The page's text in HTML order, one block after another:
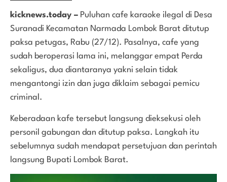
kicknews.today – Puluhan cafe karaoke ilegal di Desa
Suranadi Kecamatan Narmada Lombok Barat ditutup
paksa petugas, Rabu (27/12). Pasalnya, cafe yang
sudah beroperasi lama ini, melanggar empat Perda
sekaligus, dua diantaranya yakni selain tidak
mengantongi izin dan juga diklaim sebagai pemicu
criminal.
Keberadaan kafe tersebut langsung dieksekusi oleh
personil gabungan dan ditutup paksa. Langkah itu
sebelumnya sudah mendapat persetujuan dan perintah
langsung Bupati Lombok Barat.